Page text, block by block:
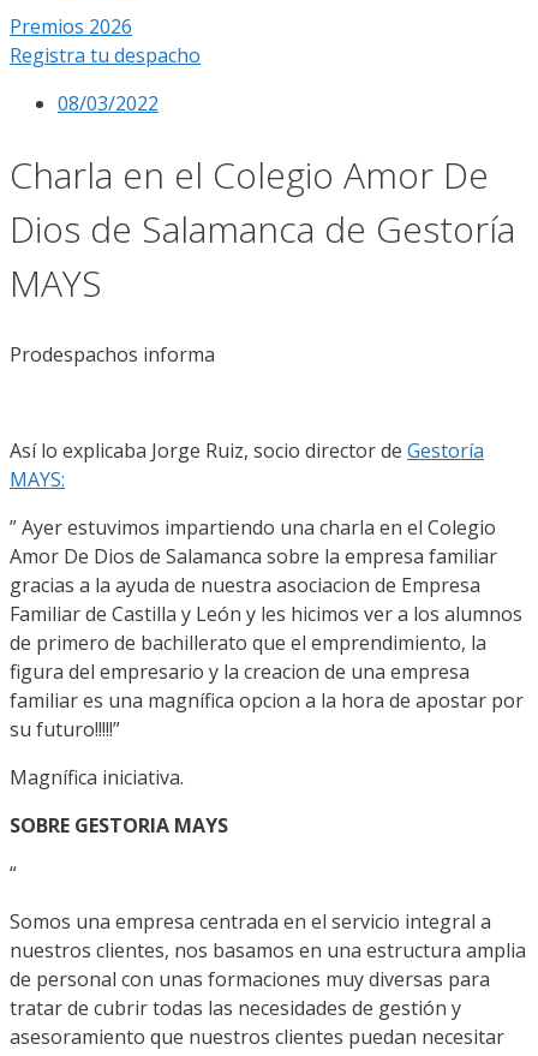
Premios 2026
Registra tu despacho
08/03/2022
Charla en el Colegio Amor De
Dios de Salamanca de Gestoría
MAYS
Prodespachos informa
Así lo explicaba Jorge Ruiz, socio director de Gestoría
MAYS:
” Ayer estuvimos impartiendo una charla en el Colegio
Amor De Dios de Salamanca sobre la empresa familiar
gracias a la ayuda de nuestra asociacion de Empresa
Familiar de Castilla y León y les hicimos ver a los alumnos
de primero de bachillerato que el emprendimiento, la
figura del empresario y la creacion de una empresa
familiar es una magnífica opcion a la hora de apostar por
su futuro!!!!!”
Magnífica iniciativa.
SOBRE GESTORIA MAYS
“
Somos una empresa centrada en el servicio integral a
nuestros clientes, nos basamos en una estructura amplia
de personal con unas formaciones muy diversas para
tratar de cubrir todas las necesidades de gestión y
asesoramiento que nuestros clientes puedan necesitar